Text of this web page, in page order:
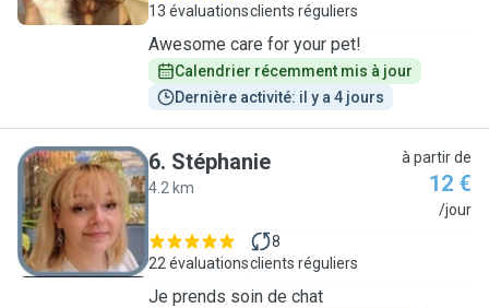
13 évaluationsclients réguliers
Awesome care for your pet!
Calendrier récemment mis à jour
Dernière activité: il y a 4 jours
S
6. Stéphanie
4.2 km
à partir de
12 €
/jour
22 évaluations
8
clients réguliers
Je prends soin de chat